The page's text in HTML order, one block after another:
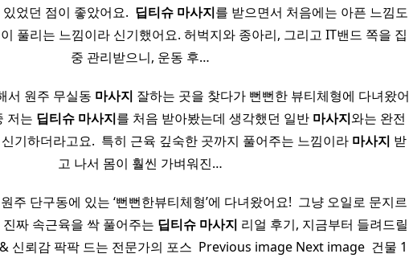
었던 점이 좋았어요.
딥티슈 마사지를 받으면서 처음에는 아픈 느낌도
풀리는 느낌이라 신기했어요. 허벅지와 종아리, 그리고 IT밴드 쪽을 집
중 관리받으니, 운동 후…
서 원주 무실동 마사지 잘하는 곳을 찾다가 뻔뻔한 뷰티체형에 다녀왔어
저는 딥티슈 마사지를 처음 받아봤는데 생각했던 일반 마사지와는 완전
기하더라고요. ​ 특히 근육 깊숙한 곳까지 풀어주는 느낌이라 마사지 받
고 나서 몸이 훨씬 가벼워진…
주 단구동에 있는 ‘뻔뻔한뷰티체형’에 다녀왔어요! ​ 그냥 오일로 문지르
진짜 속근육을 싹 풀어주는 딥티슈 마사지 리얼 후기, 지금부터 들려드릴
& 신뢰감 팍팍 드는 전문가의 포스 ​ Previous image Next image ​ 건물 1